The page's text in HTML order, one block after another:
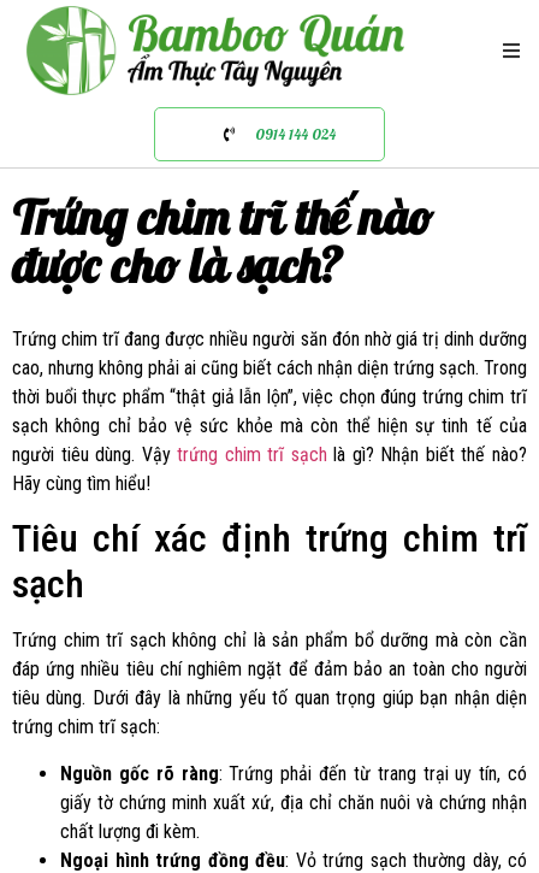
0914 144 024
Trứng chim trĩ thế nào
được cho là sạch?
Trứng chim trĩ đang được nhiều người săn đón nhờ giá trị dinh dưỡng
cao, nhưng không phải ai cũng biết cách nhận diện trứng sạch. Trong
thời buổi thực phẩm “thật giả lẫn lộn”, việc chọn đúng trứng chim trĩ
sạch không chỉ bảo vệ sức khỏe mà còn thể hiện sự tinh tế của
người tiêu dùng. Vậytrứng chim trĩ sạch là gì? Nhận biết thế nào?
Hãy cùng tìm hiểu!
Tiêu chí xác định trứng chim trĩ
sạch
Trứng chim trĩ sạch không chỉ là sản phẩm bổ dưỡng mà còn cần
đáp ứng nhiều tiêu chí nghiêm ngặt để đảm bảo an toàn cho người
tiêu dùng. Dưới đây là những yếu tố quan trọng giúp bạn nhận diện
trứng chim trĩ sạch:
Nguồn gốc rõ ràng: Trứng phải đến từ trang trại uy tín, có
giấy tờ chứng minh xuất xứ, địa chỉ chăn nuôi và chứng nhận
chất lượng đi kèm.
Ngoại hình trứng đồng đều: Vỏ trứng sạch thường dày, có